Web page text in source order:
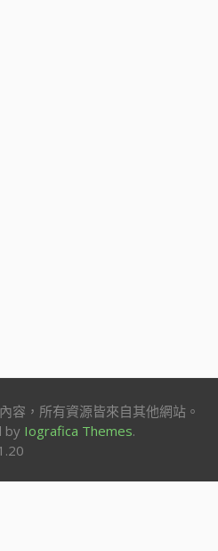
容，所有資源皆來自其他網站。
by Iografica Themes.